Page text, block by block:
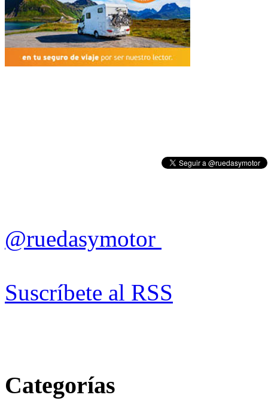
@ruedasymotor
Suscríbete al RSS
Categorías